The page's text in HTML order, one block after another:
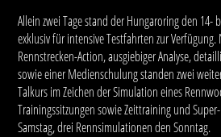
Allein zwei Tage stand der Hungaroring den 14-
exklusiv für intensive Testfahrten zur
Rennstrecken-Action, ausgiebiger Analyse,
sowie einer Medienschulung standen zwei
Talkurs im Zeichen der Simulation eines
Trainingssitzungen sowie Zeittraining und
Samstag, drei Rennsimulationen den Sonntag.